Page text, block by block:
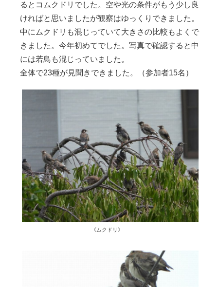
るとコムクドリでした。空や光の条件がもう少し良
ければと思いましたが観察はゆっくりできました。
中にムクドリも混じっていて大きさの比較もよくで
きました。今年初めてでした。写真で確認すると中
には若鳥も混じっていました。
全体で23種が見聞きできました。（参加者15名）
《ムクドリ》